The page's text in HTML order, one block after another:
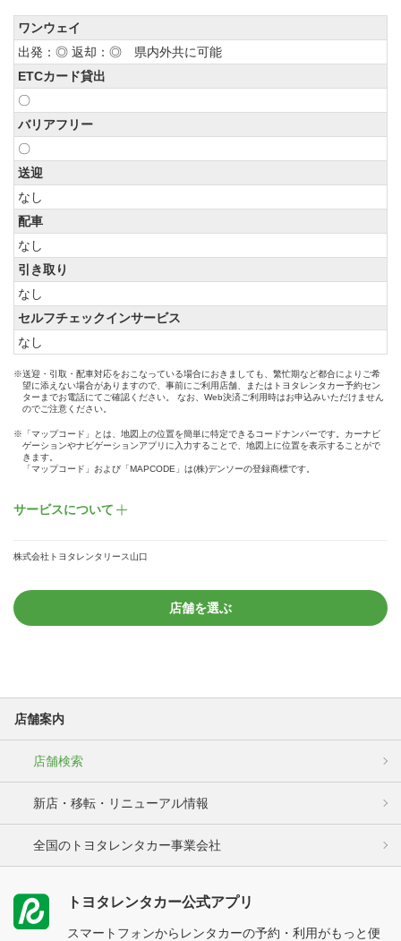
ワンウェイ
出発：◎ 返却：◎ 県内外共に可能
ETCカード貸出
〇
バリアフリー
〇
送迎
なし
配車
なし
引き取り
なし
セルフチェックインサービス
なし
※送迎・引取・配車対応をおこなっている場合におきましても、繁忙期など都合によりご希
望に添えない場合がありますので、事前にご利用店舗、またはトヨタレンタカー予約セン
ターまでお電話にてご確認ください。 なお、Web決済ご利用時はお申込みいただけません
のでご注意ください。
※「マップコード」とは、地図上の位置を簡単に特定できるコードナンバーです。カーナビ
ゲーションやナビゲーションアプリに入力することで、地図上に位置を表示することがで
きます。
「マップコード」および「MAPCODE」は(株)デンソーの登録商標です。
サービスについて
株式会社トヨタレンタリース山口
店舗を選ぶ
店舗案内
店舗検索
新店・移転・リニューアル情報
全国のトヨタレンタカー事業会社
トヨタレンタカー公式アプリ
スマートフォンからレンタカーの予約・利用がもっと便